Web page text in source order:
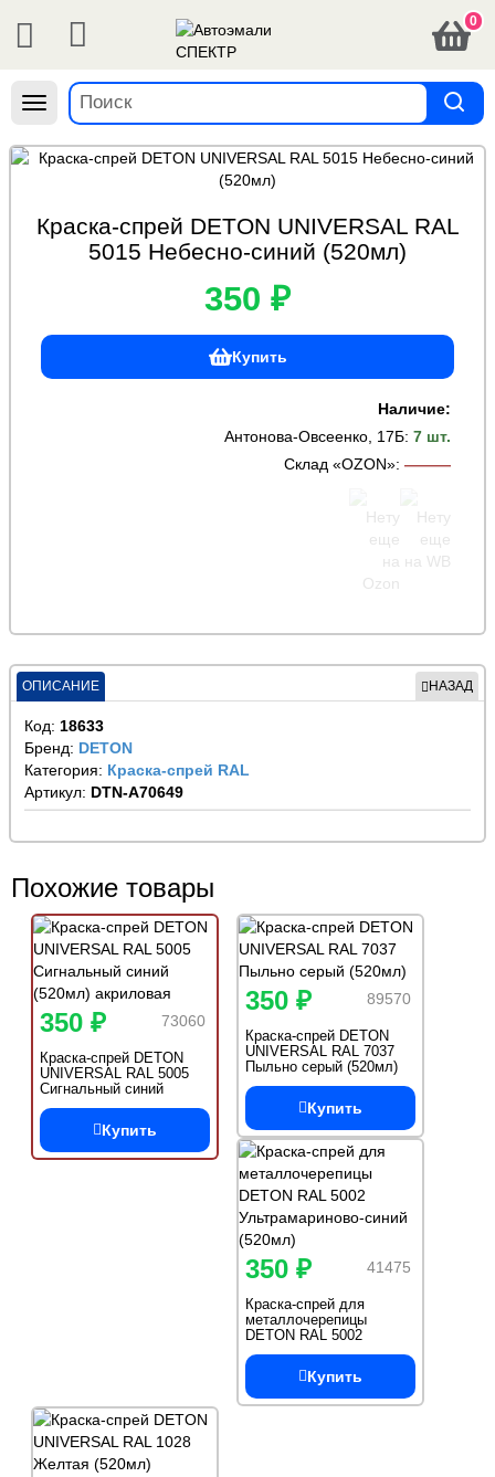
0
Навигация
Краска-спрей DETON UNIVERSAL RAL
5015 Небесно-синий (520мл)
350 ₽
Купить
Наличие:
Антонова-Овсеенко, 17Б: 7 шт.
Склад «OZON»: ———
ОПИСАНИЕ НАЗАД
Код: 18633
Бренд: DETON
Категория: Краска-спрей RAL
Артикул: DTN-A70649
Похожие товары
73060
350 ₽
Краска-спрей DETON
UNIVERSAL RAL 5005
Сигнальный синий
(520мл) акриловая
Купить
89570
350 ₽
Краска-спрей DETON
UNIVERSAL RAL 7037
Пыльно серый (520мл)
Купить
41475
350 ₽
Краска-спрей для
металлочерепицы
DETON RAL 5002
Ультрамариново-синий
(520мл)
Купить